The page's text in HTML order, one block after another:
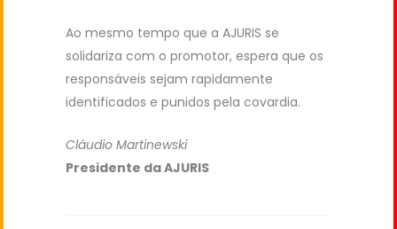
Ao mesmo tempo que a AJURIS se
solidariza com o promotor, espera que os
responsáveis sejam rapidamente
identificados e punidos pela covardia.
Cláudio Martinewski
Presidente da AJURIS